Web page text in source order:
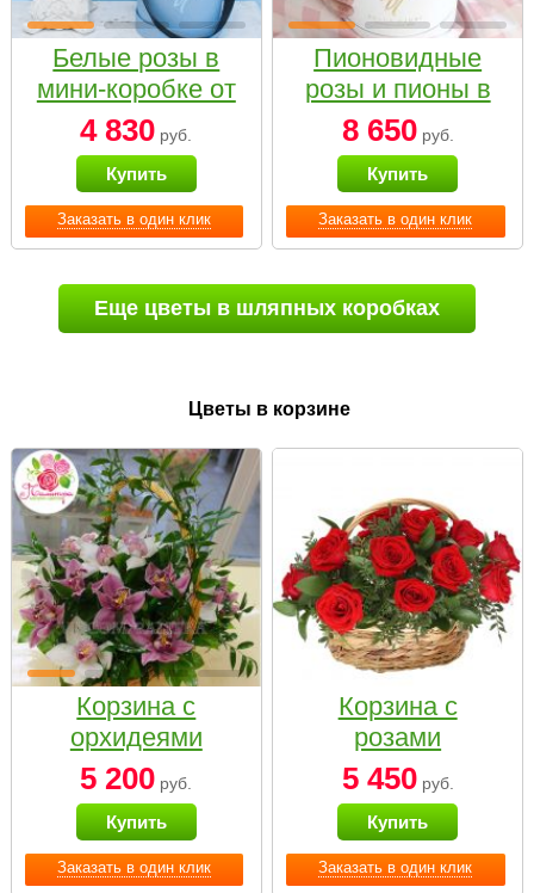
Заказать в один клик
Белые розы в
мини-коробке от
Bella Fiori
4 830 руб.
Купить
Заказать в один клик
Пионовидные
розы и пионы в
белой коробке
Small
8 650руб.
Купить
Еще цветы в шляпных коробках
Цветы в корзине
Заказать в один клик
Корзина с
орхидеями
малая
5 200 руб.
Купить
Заказать в один клик
Корзина с
розами
«Красный
Париж»
5 450руб.
Купить